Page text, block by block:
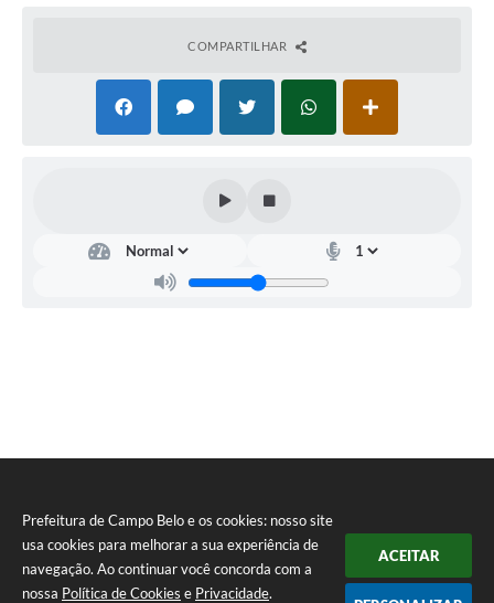
Prefeitura de Campo Belo e os cookies: nosso site
usa cookies para melhorar a sua experiência de
navegação. Ao continuar você concorda com a
nossa Política de Cookies e Privacidade.
ACEITAR
COMPARTILHAR